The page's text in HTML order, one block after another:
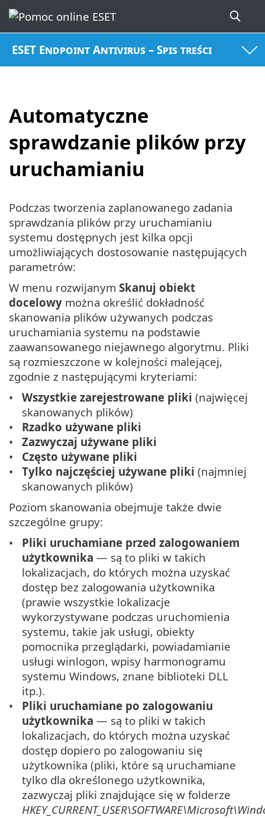
ESET Endpoint Antivirus – Spis treści
Automatyczne
sprawdzanie plików przy
uruchamianiu
Podczas tworzenia zaplanowanego zadania
sprawdzania plików przy uruchamianiu
systemu dostępnych jest kilka opcji
umożliwiających dostosowanie następujących
parametrów:
W menu rozwijanym Skanuj obiekt
docelowy można określić dokładność
skanowania plików używanych podczas
uruchamiania systemu na podstawie
zaawansowanego niejawnego algorytmu. Pliki
są rozmieszczone w kolejności malejącej,
zgodnie z następującymi kryteriami:
Wszystkie zarejestrowane pliki (najwięcej
skanowanych plików)
Rzadko używane pliki
Zazwyczaj używane pliki
Często używane pliki
Tylko najczęściej używane pliki (najmniej
skanowanych plików)
Poziom skanowania obejmuje także dwie
szczególne grupy:
Pliki uruchamiane przed zalogowaniem
użytkownika — są to pliki w takich
lokalizacjach, do których można uzyskać
dostęp bez zalogowania użytkownika
(prawie wszystkie lokalizacje
wykorzystywane podczas uruchomienia
systemu, takie jak usługi, obiekty
pomocnika przeglądarki, powiadamianie
usługi winlogon, wpisy harmonogramu
systemu Windows, znane biblioteki DLL
itp.).
Pliki uruchamiane po zalogowaniu
użytkownika — są to pliki w takich
lokalizacjach, do których można uzyskać
dostęp dopiero po zalogowaniu się
użytkownika (pliki, które są uruchamiane
tylko dla określonego użytkownika,
zazwyczaj pliki znajdujące się w folderze